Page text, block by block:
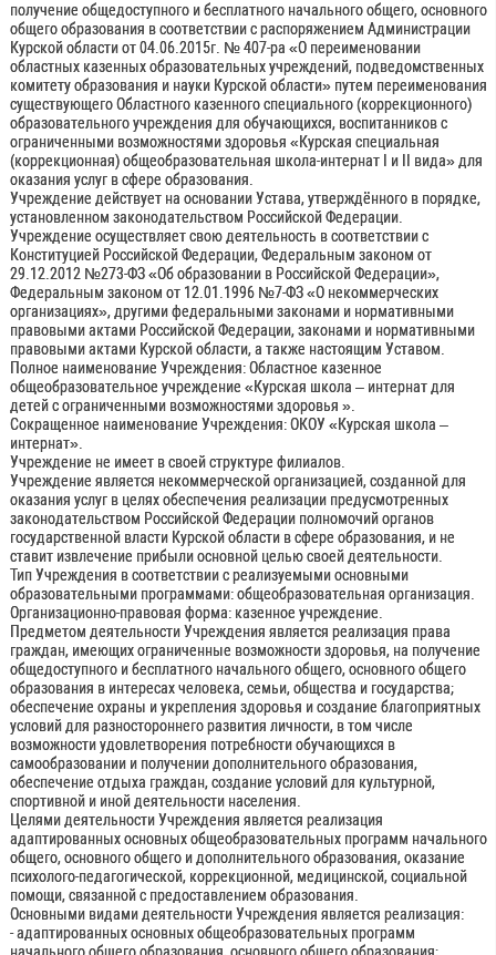
получение общедоступного и бесплатного начального общего, основного
общего образования в соответствии с распоряжением Администрации
Курской области от 04.06.2015г. № 407-ра «О переименовании
областных казенных образовательных учреждений, подведомственных
комитету образования и науки Курской области» путем переименования
существующего Областного казенного специального (коррекционного)
образовательного учреждения для обучающихся, воспитанников с
ограниченными возможностями здоровья «Курская специальная
(коррекционная) общеобразовательная школа-интернат I и II вида» для
оказания услуг в сфере образования.
Учреждение действует на основании Устава, утверждённого в порядке,
установленном законодательством Российской Федерации.
Учреждение осуществляет свою деятельность в соответствии с
Конституцией Российской Федерации, Федеральным законом от
29.12.2012 №273-ФЗ «Об образовании в Российской Федерации»,
Федеральным законом от 12.01.1996 №7-ФЗ «О некоммерческих
организациях», другими федеральными законами и нормативными
правовыми актами Российской Федерации, законами и нормативными
правовыми актами Курской области, а также настоящим Уставом.
Полное наименование Учреждения: Областное казенное
общеобразовательное учреждение «Курская школа – интернат для
детей с ограниченными возможностями здоровья ».
Сокращенное наименование Учреждения: ОКОУ «Курская школа –
интернат».
Учреждение не имеет в своей структуре филиалов.
Учреждение является некоммерческой организацией, созданной для
оказания услуг в целях обеспечения реализации предусмотренных
законодательством Российской Федерации полномочий органов
государственной власти Курской области в сфере образования, и не
ставит извлечение прибыли основной целью своей деятельности.
Тип Учреждения в соответствии с реализуемыми основными
образовательными программами: общеобразовательная организация.
Организационно-правовая форма: казенное учреждение.
Предметом деятельности Учреждения является реализация права
граждан, имеющих ограниченные возможности здоровья, на получение
общедоступного и бесплатного начального общего, основного общего
образования в интересах человека, семьи, общества и государства;
обеспечение охраны и укрепления здоровья и создание благоприятных
условий для разностороннего развития личности, в том числе
возможности удовлетворения потребности обучающихся в
самообразовании и получении дополнительного образования,
обеспечение отдыха граждан, создание условий для культурной,
спортивной и иной деятельности населения.
Целями деятельности Учреждения является реализация
адаптированных основных общеобразовательных программ начального
общего, основного общего и дополнительного образования, оказание
психолого-педагогической, коррекционной, медицинской, социальной
помощи, связанной с предоставлением образования.
Основными видами деятельности Учреждения является реализация:
- адаптированных основных общеобразовательных программ